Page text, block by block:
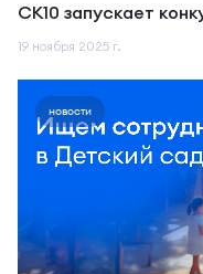
СК10 запускает
19 ноября 2025 г.
новости